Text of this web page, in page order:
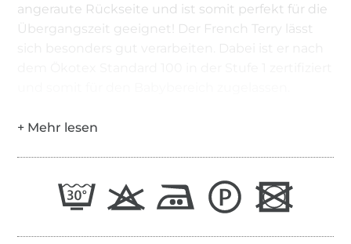
angeraute Rückseite und ist somit perfekt für die
Übergangszeit geeignet! Der French Terry lässt